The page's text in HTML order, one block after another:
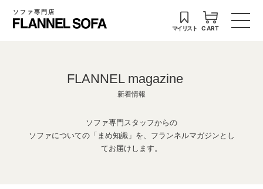
ソファ専門店
マイリスト CART
FLANNEL magazine
新着情報
ソファ専門スタッフからの
ソファについての「まめ知識」を、フランネルマガジンとし
てお届けします。